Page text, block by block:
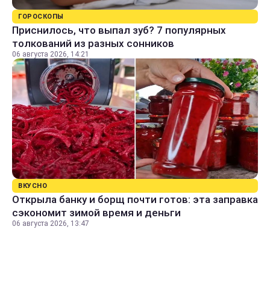
ГОРОСКОПЫ
Приснилось, что выпал зуб? 7 популярных
толкований из разных сонников
06 августа 2026, 14:21
ВКУСНО
Открыла банку и борщ почти готов: эта заправка
сэкономит зимой время и деньги
06 августа 2026, 13:47